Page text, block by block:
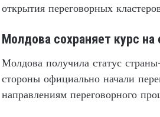
открытия переговорных
Молдова сохраняет курс
Молдова получила статус
стороны официально начали
направлениям переговорного